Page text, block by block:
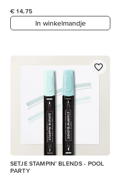
€ 14,75
In winkelmandje
SETJE STAMPIN’ BLENDS - POOL
PARTY